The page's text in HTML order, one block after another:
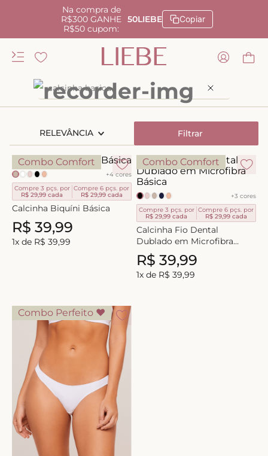
Na compra de
R$300 GANHE
R$50 cupom:
50LIEBE Copiar
Busque
RELEVÂNCIA Filtrar
Combo Comfort
+4 cores
Compre 3 pçs. por
R$ 29,99 cada
Compre 6 pçs. por
R$ 29,99cada
Calcinha Biquíni Básica
R$ 39,99
1x de R$ 39,99
Combo Comfort
+3 cores
Compre 3 pçs. por
R$ 29,99 cada
Compre 6 pçs. por
R$ 29,99cada
Calcinha Fio Dental
Dublado em Microfibra
Básica
R$ 39,99
1x de R$ 39,99
Combo Perfeito ♥